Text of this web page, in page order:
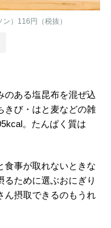
）116円（税抜）
のある塩昆布を混ぜ込
きび・はと麦などの雑
。たんぱく質は
食事が取れないときな
るために選ぶおにぎり
ん摂取できるのもうれ